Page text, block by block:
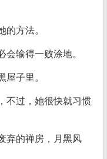
的方法。
会输得一败涂地。
屋子里。
不过，她很快就习惯
弃的禅房，月黑风